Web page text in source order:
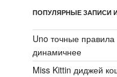
ПОПУЛЯРНЫЕ ЗАПИСИ
Uno точные
динамичнее
Miss Kittin диджей